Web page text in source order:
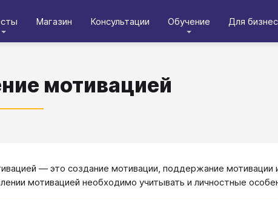
Магазин Консультации Обучение Для
мотивацией
― это создание мотивации, поддержание
мотивацией необходимо учитывать и личностные